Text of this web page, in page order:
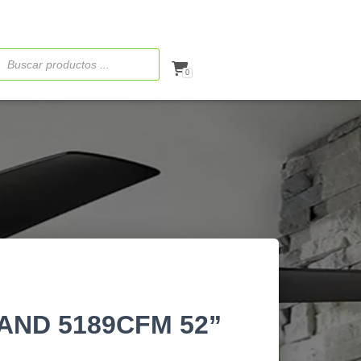
0
5189CFM 52”